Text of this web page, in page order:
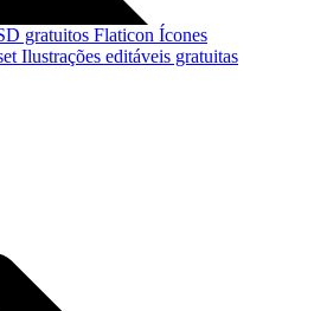
gratuitos Flaticon Ícones
Ilustrações editáveis gratuitas